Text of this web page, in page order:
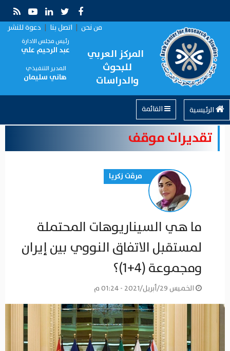
من نحن | اتصل بنا | دعوة للنشر
المركز العربي
للبحوث
والدراسات
رئيس مجلس الادارة
عبد الرحيم علي
المدير التنفيذي
هاني سليمان
الرئيسية
تقديرات موقف
مرﭬت زكريا
ما هي السيناريوهات المحتملة
لمستقبل الاتفاق النووي بين إيران
ومجموعة (4+1)؟
الخميس 29/أبريل/2021 - 01:24 م